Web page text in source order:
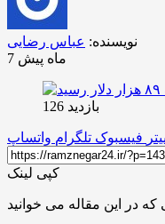
نویسنده: عباس رضایی
7 ماه پیش
بازدید 126
فیسبوک تلگرام واتساپ
کپی لینک
که در این مقاله می خوانید